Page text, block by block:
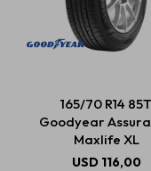
165/70 R14 85T
Goodyear
Maxlife XL
USD 116,00
Aditivos
Estética automotriz